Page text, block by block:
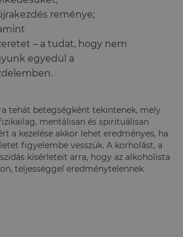
reménye;
– a tudat, hogy nem
egyedül a
tehát betegségként tekintenek, mely
mentálisan és spirituálisan
a kezelése akkor lehet eredményes, ha
figyelembe vesszük. A korholást, a
kísérleteit arra, hogy az alkoholista
teljességgel eredménytelennek